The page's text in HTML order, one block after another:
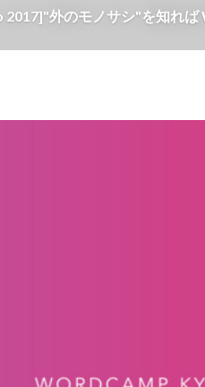
外のモノサシ"を知れば